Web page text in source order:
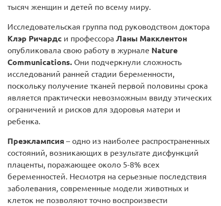
тысяч женщин и детей по всему миру.
Исследовательская группа под руководством доктора
Клэр Ричардс и профессора Ланы Макклентон
опубликовала свою работу в журнале Nature
Communications. Они подчеркнули сложность
исследований ранней стадии беременности,
поскольку получение тканей первой половины срока
является практически невозможным ввиду этических
ограничений и рисков для здоровья матери и
ребенка.
Преэклампсия – одно из наиболее распространенных
состояний, возникающих в результате дисфункций
плаценты, поражающее около 5-8% всех
беременностей. Несмотря на серьезные последствия
заболевания, современные модели животных и
клеток не позволяют точно воспроизвести